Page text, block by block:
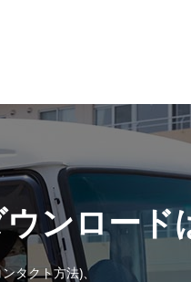
ンロード
タクト方法)、